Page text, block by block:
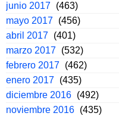
junio 2017 (463)
mayo 2017 (456)
abril 2017 (401)
marzo 2017 (532)
febrero 2017 (462)
enero 2017 (435)
diciembre 2016 (492)
noviembre 2016 (435)